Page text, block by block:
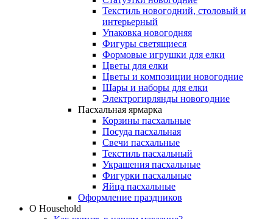
Текстиль новогодний, столовый и
интерьерный
Упаковка новогодняя
Фигуры светящиеся
Формовые игрушки для елки
Цветы для елки
Цветы и композиции новогодние
Шары и наборы для елки
Электрогирлянды новогодние
Пасхальная ярмарка
Корзины пасхальные
Посуда пасхальная
Свечи пасхальные
Текстиль пасхальный
Украшения пасхальные
Фигурки пасхальные
Яйца пасхальные
Оформление праздников
О Household